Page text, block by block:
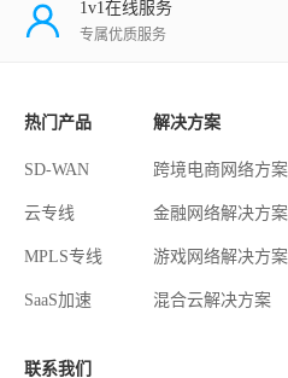
1v1在线服务
专属优质服务
热门产品
SD-WAN
云专线
MPLS专线
SaaS加速
解决方案
跨境电商网络方案
金融网络解决方案
游戏网络解决方案
混合云解决方案
联系我们